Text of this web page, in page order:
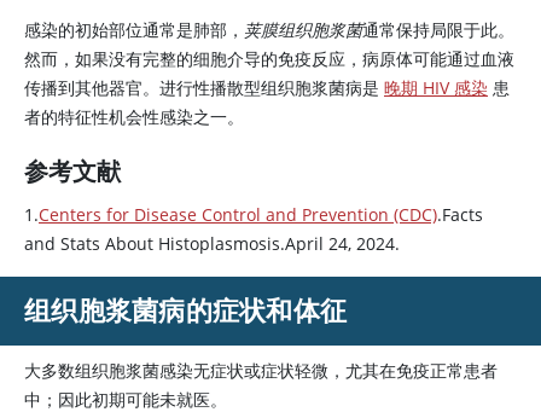
感染的初始部位通常是肺部， 荚膜组织胞浆菌通常保持局限于此。
然而，如果没有完整的细胞介导的免疫反应，病原体可能通过血液
传播到其他器官。进行性播散型组织胞浆菌病是 晚期 HIV 感染 患
者的特征性机会性感染之一。
参考文献
1.Centers for Disease Control and Prevention (CDC).Facts
and Stats About Histoplasmosis.April 24, 2024.
组织胞浆菌病的症状和体征
大多数组织胞浆菌感染无症状或症状轻微，尤其在免疫正常患者
中；因此初期可能未就医。